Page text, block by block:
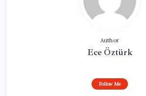
Author
Ece Öztürk
Follow Me